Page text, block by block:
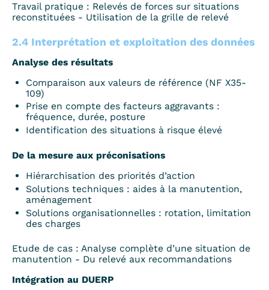
Travail pratique : Relevés de forces sur situations
reconstituées - Utilisation de la grille de relevé
2.4 Interprétation et exploitation des données
Analyse des résultats
Comparaison aux valeurs de référence (NF X35-
109)
Prise en compte des facteurs aggravants :
fréquence, durée, posture
Identification des situations à risque élevé
De la mesure aux préconisations
Hiérarchisation des priorités d’action
Solutions techniques : aides à la manutention,
aménagement
Solutions organisationnelles : rotation, limitation
des charges
Etude de cas : Analyse complète d’une situation de
manutention - Du relevé aux recommandations
Intégration au DUERP